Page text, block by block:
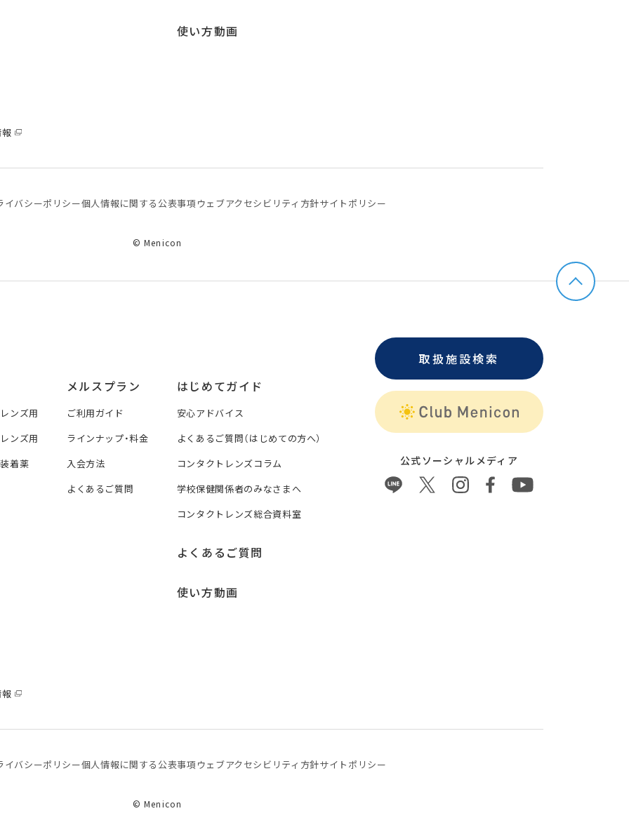
使い方動画
イバシーポリシー個⼈情報に関する公表事項 ウェブアクセシビリティ方針サイトポリシー
© Menicon
ンズ用
ンズ用
着薬
メルスプラン
ご利用ガイド
ラインナップ・料金
入会方法
よくあるご質問
はじめてガイド
安心アドバイス
よくあるご質問（はじめての方へ）
コンタクトレンズコラム
学校保健関係者のみなさまへ
コンタクトレンズ総合資料室
よくあるご質問
使い方動画
取扱施設検索
公式ソーシャルメディア
イバシーポリシー個⼈情報に関する公表事項 ウェブアクセシビリティ方針サイトポリシー
© Menicon